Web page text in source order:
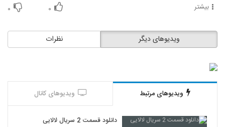
بیشتر ۰ ۰
نظرات ویدیوهای دیگر
ویدیوهای مرتبط ویدیوهای کانال
دانلود قسمت 2 سریال لالایی